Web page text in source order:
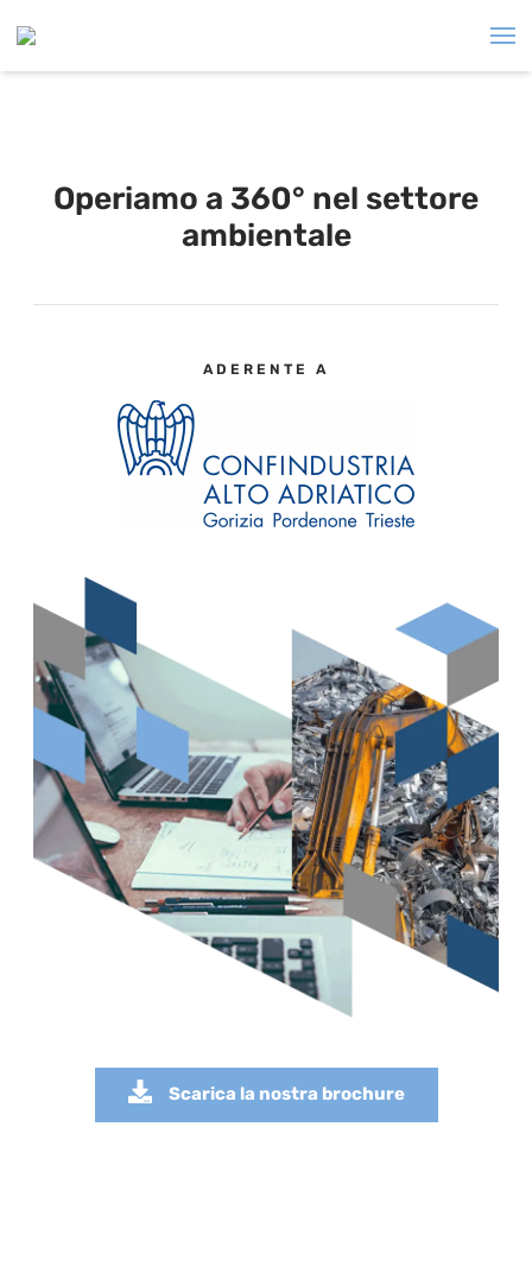
Operiamo a 360° nel settore
ambientale
ADERENTE A
Scarica la nostra brochure